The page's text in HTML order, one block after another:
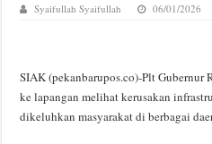
Syaifullah Syaifullah 06/01/2026
SIAK (pekanbarupos.co)-Plt Gubernur
ke lapangan melihat kerusakan
dikeluhkan masyarakat di berbagai